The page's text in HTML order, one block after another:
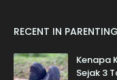
RECENT IN PARENTING
Kenapa
Sejak 3